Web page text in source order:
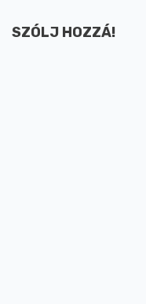
SZÓLJ HOZZÁ!